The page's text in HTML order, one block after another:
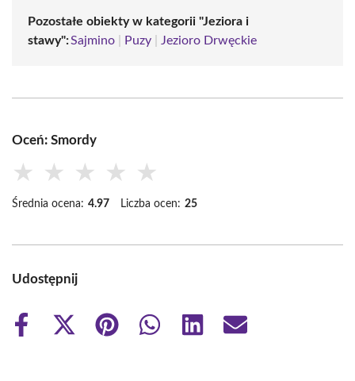
Pozostałe obiekty w kategorii "Jeziora i
stawy":Sajmino Puzy Jezioro Drwęckie
Oceń: Smordy
★ ★ ★ ★ ★
Średnia ocena: 4.97 Liczba ocen: 25
Udostępnij
Share
Share
Share
Share
Share
Share